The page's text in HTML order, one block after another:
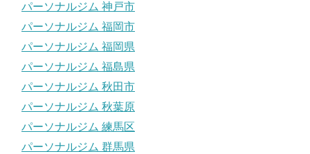
パーソナルジム 神戸市
パーソナルジム 福岡市
パーソナルジム 福岡県
パーソナルジム 福島県
パーソナルジム 秋田市
パーソナルジム 秋葉原
パーソナルジム 練馬区
パーソナルジム 群馬県